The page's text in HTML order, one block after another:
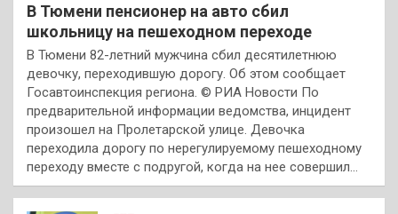
В Тюмени пенсионер на авто сбил
школьницу на пешеходном переходе
В Тюмени 82-летний мужчина сбил десятилетнюю
девочку, переходившую дорогу. Об этом сообщает
Госавтоинспекция региона. © РИА Новости По
предварительной информации ведомства, инцидент
произошел на Пролетарской улице. Девочка
переходила дорогу по нерегулируемому пешеходному
переходу вместе с подругой, когда на нее совершил…